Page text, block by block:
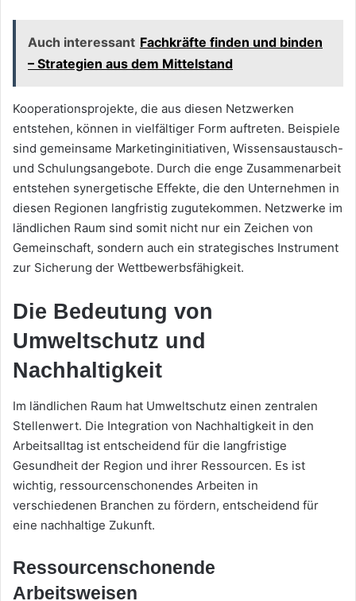
Auch interessant Fachkräfte finden und binden
– Strategien aus dem Mittelstand
Kooperationsprojekte, die aus diesen Netzwerken
entstehen, können in vielfältiger Form auftreten. Beispiele
sind gemeinsame Marketinginitiativen, Wissensaustausch-
und Schulungsangebote. Durch die enge Zusammenarbeit
entstehen synergetische Effekte, die den Unternehmen in
diesen Regionen langfristig zugutekommen. Netzwerke im
ländlichen Raum sind somit nicht nur ein Zeichen von
Gemeinschaft, sondern auch ein strategisches Instrument
zur Sicherung der Wettbewerbsfähigkeit.
Die Bedeutung von
Umweltschutz und
Nachhaltigkeit
Im ländlichen Raum hat Umweltschutz einen zentralen
Stellenwert. Die Integration von Nachhaltigkeit in den
Arbeitsalltag ist entscheidend für die langfristige
Gesundheit der Region und ihrer Ressourcen. Es ist
wichtig, ressourcenschonendes Arbeiten in
verschiedenen Branchen zu fördern, entscheidend für
eine nachhaltige Zukunft.
Ressourcenschonende
Arbeitsweisen